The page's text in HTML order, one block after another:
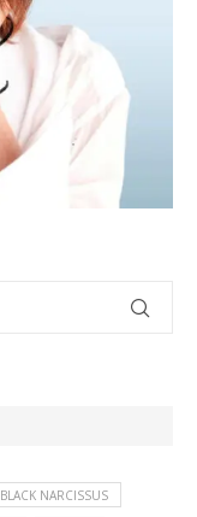
BLACK NARCISSUS